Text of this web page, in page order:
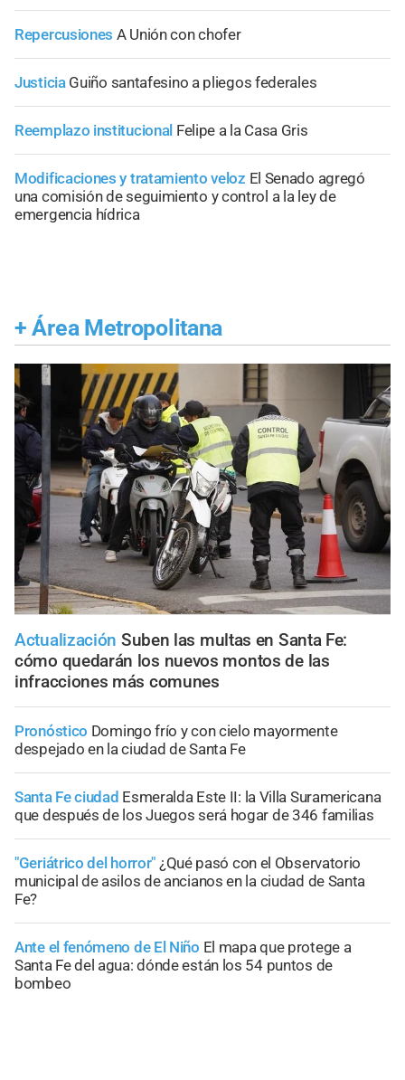
Repercusiones A Unión con chofer
Justicia Guiño santafesino a pliegos federales
Reemplazo institucional Felipe a la Casa Gris
Modificaciones y tratamiento veloz El Senado agregó
una comisión de seguimiento y control a la ley de
emergencia hídrica
+ Área Metropolitana
Actualización Suben las multas en Santa Fe:
cómo quedarán los nuevos montos de las
infracciones más comunes
Pronóstico Domingo frío y con cielo mayormente
despejado en la ciudad de Santa Fe
Santa Fe ciudad Esmeralda Este II: la Villa Suramericana
que después de los Juegos será hogar de 346 familias
"Geriátrico del horror" ¿Qué pasó con el Observatorio
municipal de asilos de ancianos en la ciudad de Santa
Fe?
Ante el fenómeno de El Niño El mapa que protege a
Santa Fe del agua: dónde están los 54 puntos de
bombeo